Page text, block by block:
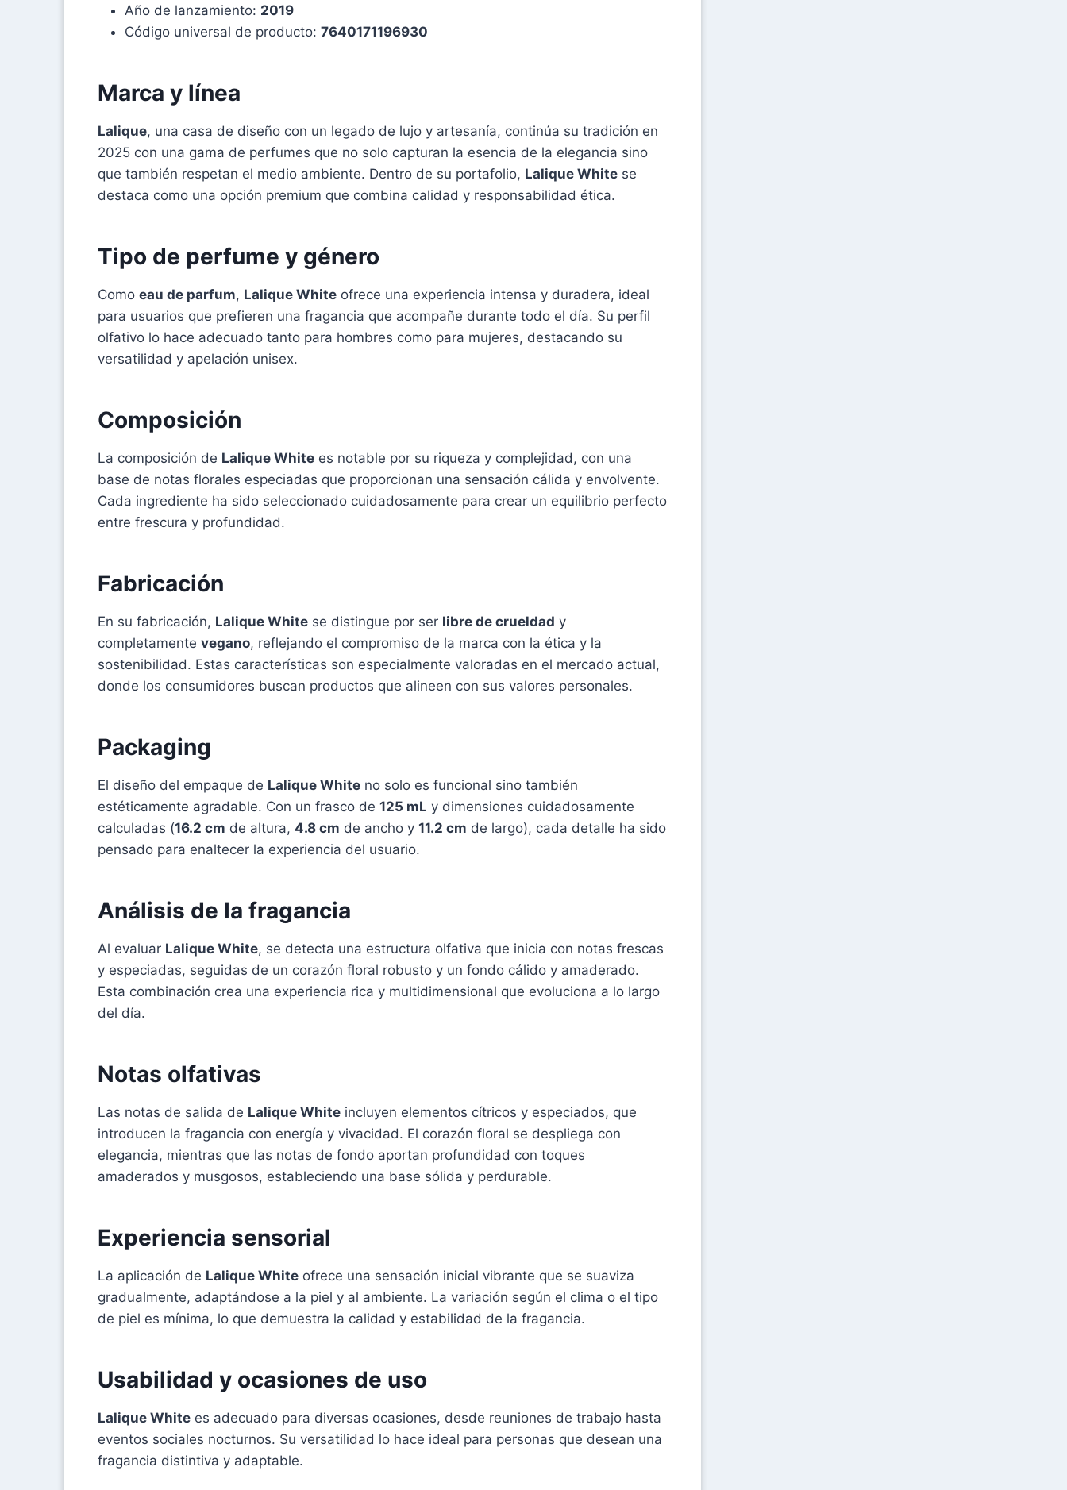
Año de lanzamiento: 2019
Código universal de producto: 7640171196930
Marca y línea
Lalique, una casa de diseño con un legado de lujo y artesanía, continúa su tradición en
2025 con una gama de perfumes que no solo capturan la esencia de la elegancia sino
que también respetan el medio ambiente. Dentro de su portafolio, Lalique White se
destaca como una opción premium que combina calidad y responsabilidad ética.
Tipo de perfume y género
Como eau de parfum, Lalique White ofrece una experiencia intensa y duradera, ideal
para usuarios que prefieren una fragancia que acompañe durante todo el día. Su perfil
olfativo lo hace adecuado tanto para hombres como para mujeres, destacando su
versatilidad y apelación unisex.
Composición
La composición de Lalique White es notable por su riqueza y complejidad, con una
base de notas florales especiadas que proporcionan una sensación cálida y envolvente.
Cada ingrediente ha sido seleccionado cuidadosamente para crear un equilibrio perfecto
entre frescura y profundidad.
Fabricación
En su fabricación, Lalique White se distingue por ser libre de crueldad y
completamente vegano, reflejando el compromiso de la marca con la ética y la
sostenibilidad. Estas características son especialmente valoradas en el mercado actual,
donde los consumidores buscan productos que alineen con sus valores personales.
Packaging
El diseño del empaque de Lalique White no solo es funcional sino también
estéticamente agradable. Con un frasco de 125 mL y dimensiones cuidadosamente
calculadas (16.2 cm de altura, 4.8 cm de ancho y 11.2 cm de largo), cada detalle ha sido
pensado para enaltecer la experiencia del usuario.
Análisis de la fragancia
Al evaluar Lalique White, se detecta una estructura olfativa que inicia con notas frescas
y especiadas, seguidas de un corazón floral robusto y un fondo cálido y amaderado.
Esta combinación crea una experiencia rica y multidimensional que evoluciona a lo largo
del día.
Notas olfativas
Las notas de salida de Lalique White incluyen elementos cítricos y especiados, que
introducen la fragancia con energía y vivacidad. El corazón floral se despliega con
elegancia, mientras que las notas de fondo aportan profundidad con toques
amaderados y musgosos, estableciendo una base sólida y perdurable.
Experiencia sensorial
La aplicación de Lalique White ofrece una sensación inicial vibrante que se suaviza
gradualmente, adaptándose a la piel y al ambiente. La variación según el clima o el tipo
de piel es mínima, lo que demuestra la calidad y estabilidad de la fragancia.
Usabilidad y ocasiones de uso
Lalique White es adecuado para diversas ocasiones, desde reuniones de trabajo hasta
eventos sociales nocturnos. Su versatilidad lo hace ideal para personas que desean una
fragancia distintiva y adaptable.